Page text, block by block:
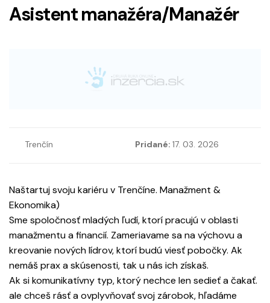
Asistent manažéra/Manažér
Trenčín Pridané: 17. 03. 2026
Naštartuj svoju kariéru v Trenčíne. Manažment &
Ekonomika)
Sme spoločnosť mladých ľudí, ktorí pracujú v oblasti
manažmentu a financií. Zameriavame sa na výchovu a
kreovanie nových lídrov, ktorí budú viesť pobočky. Ak
nemáš prax a skúsenosti, tak u nás ich získaš.
Ak si komunikatívny typ, ktorý nechce len sedieť a čakať.
ale chceš rásť a ovplyvňovať svoj zárobok, hľadáme